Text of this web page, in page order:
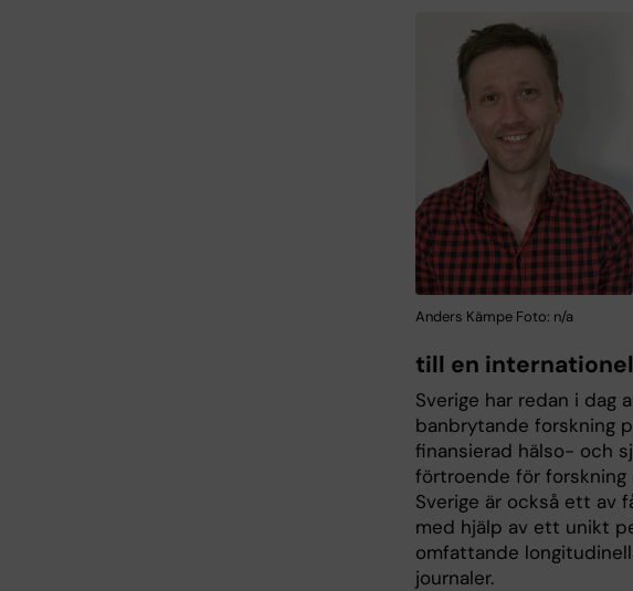
Anders Kämpe Foto: n/a
till en
Sverige har redan i dag
banbrytande forskning
finansierad hälso- och
förtroende för
Sverige är också ett av
med hjälp av ett unikt
omfattande
journaler.